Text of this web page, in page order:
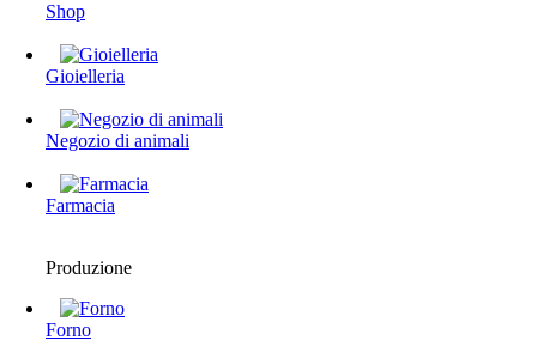
Shop
Gioielleria
Negozio di animali
Farmacia
Produzione
Forno